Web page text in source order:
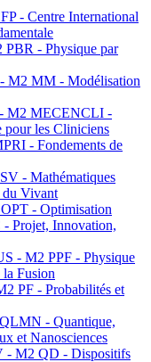
- Centre International
- Physique par
MM - Modélisation
M2 MECENCLI -
pour les Cliniciens
- Fondements de
- Mathématiques
du Vivant
- Optimisation
Projet, Innovation,
- M2 PPF - Physique
la Fusion
PF - Probabilités et
- Quantique,
et Nanosciences
M2 QD - Dispositifs